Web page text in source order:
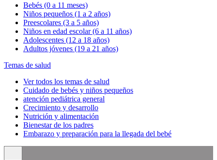
Bebés (0 a 11 meses)
Niños pequeños (1 a 2 años)
Preescolares (3 a 5 años)
Niños en edad escolar (6 a 11 años)
Adolescentes (12 a 18 años)
Adultos jóvenes (19 a 21 años)
Temas de salud
Ver todos los temas de salud
Cuidado de bebés y niños pequeños
atención pediátrica general
Crecimiento y desarrollo
Nutrición y alimentación
Bienestar de los padres
Embarazo y preparación para la llegada del bebé